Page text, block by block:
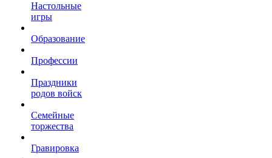
Настольные
игры
Образование
Профессии
Праздники
родов войск
Семейные
торжества
Гравировка